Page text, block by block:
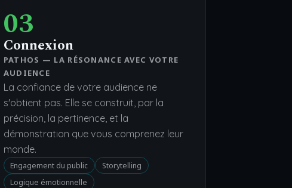
03
Connexion
PATHOS — LA RÉSONANCE AVEC VOTRE
AUDIENCE
La confiance de votre audience ne
s'obtient pas. Elle se construit, par la
précision, la pertinence, et la
démonstration que vous comprenez leur
monde.
Engagement du public
Storytelling
Logique émotionnelle